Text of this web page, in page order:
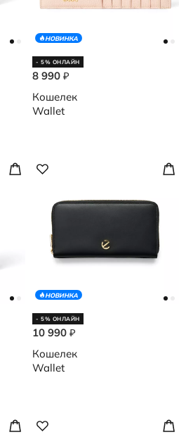
НОВИНКА
- 5% ОНЛАЙН
8 990 ₽
Кошелек
Wallet
НОВИНКА
- 5% ОНЛАЙН
10 990 ₽
Кошелек
Wallet